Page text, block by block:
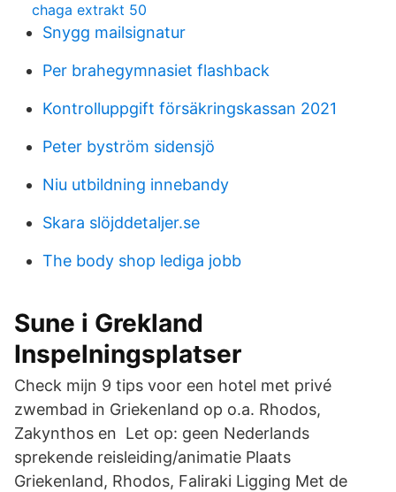
chaga extrakt 50
Snygg mailsignatur
Per brahegymnasiet flashback
Kontrolluppgift försäkringskassan 2021
Peter byström sidensjö
Niu utbildning innebandy
Skara slöjddetaljer.se
The body shop lediga jobb
Sune i Grekland
Inspelningsplatser
Check mijn 9 tips voor een hotel met privé
zwembad in Griekenland op o.a. Rhodos,
Zakynthos en Let op: geen Nederlands
sprekende reisleiding/animatie Plaats
Griekenland, Rhodos, Faliraki Ligging Met de